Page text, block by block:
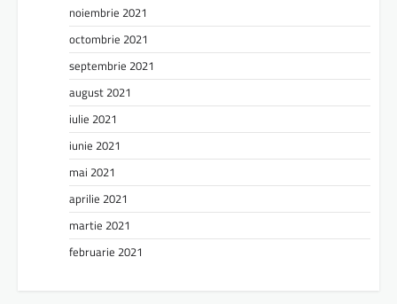
noiembrie 2021
octombrie 2021
septembrie 2021
august 2021
iulie 2021
iunie 2021
mai 2021
aprilie 2021
martie 2021
februarie 2021